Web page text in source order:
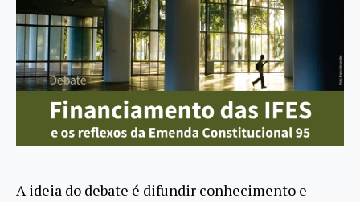
A ideia do debate é difundir conhecimento e